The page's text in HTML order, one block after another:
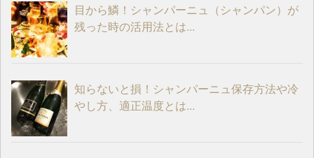
目から鱗！シャンパーニュ（シャンパン）が
残った時の活用法とは...
知らないと損！シャンパーニュ保存方法や冷
やし方、適正温度とは...